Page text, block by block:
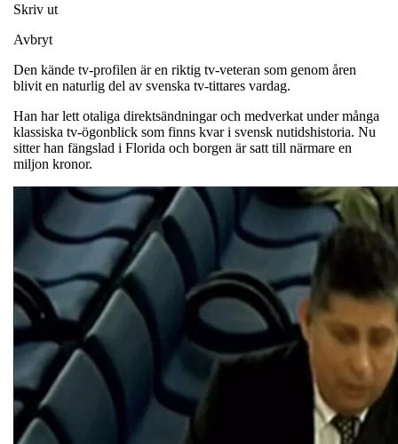
Skriv ut
Avbryt
Den kände tv-profilen är en riktig tv-veteran som genom åren
blivit en naturlig del av svenska tv-tittares vardag.
Han har lett otaliga direktsändningar och medverkat under många
klassiska tv-ögonblick som finns kvar i svensk nutidshistoria. Nu
sitter han fängslad i Florida och borgen är satt till närmare en
miljon kronor.